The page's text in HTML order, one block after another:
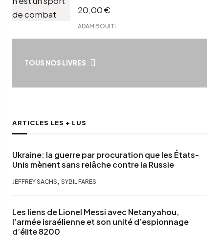
20,00€
ADAM BOUITI
TOUS NOS LIVRES
ARTICLES LES + LUS
Ukraine: la guerre par procuration que les États-
Unis mènent sans relâche contre la Russie
JEFFREY SACHS , SYBIL FARES
Les liens de Lionel Messi avec Netanyahou,
l’armée israélienne et son unité d’espionnage
d’élite 8200